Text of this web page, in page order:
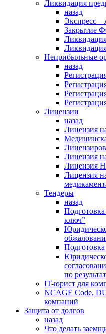
Ликвидация
назад
Экспресс –
Закрытие
Неприбыльные
назад
Лицензии
назад
Лицензия
Лицензия
Лицензия
Лицензия
Тендеры
назад
ключ”
по
IT-юрист для
NCAGE Code,
компаний
Защита от долгов
назад
Что делать